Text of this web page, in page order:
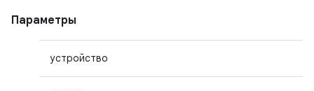
Параметры
устройство